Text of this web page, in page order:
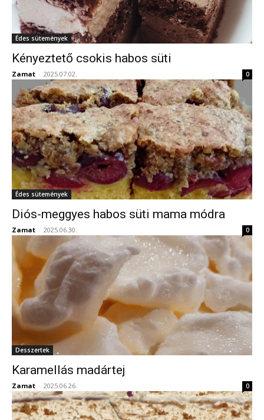
Édes sütemények
Kényeztető csokis habos süti
Zamat - 2025.07.02. 0
Édes sütemények
Diós-meggyes habos süti mama módra
Zamat - 2025.06.30. 0
Desszertek
Karamellás madártej
Zamat - 2025.06.26. 0